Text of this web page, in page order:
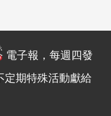
電子報，每週四發
期特殊活動獻給